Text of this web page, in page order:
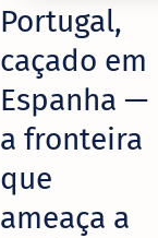
Portugal,
caçado em
Espanha —
a fronteira
que
ameaça a